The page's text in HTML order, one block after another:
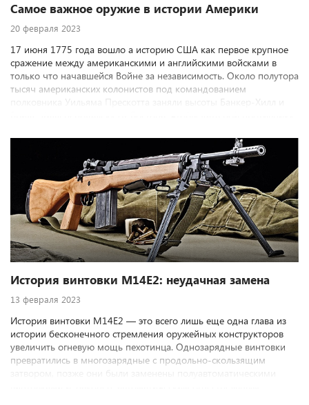
Самое важное оружие в истории Америки
20 февраля 2023
17 июня 1775 года вошло а историю США как первое крупное
сражение между американскими и английскими войсками в
только что начавшейся Войне за независимость. Около полутора
тысяч американских колонистов под командованием
полковника Уильяма Прескотта заняли высоты Банкер-Хилл и
бостонскую гавань. Хотя в итоге победа досталась британцам, их
потери оказались неожиданно высокими. Это стало первым
доказательством того, что отряды неопытных ополченцев
превращаются в армию нового государства, намеренного
отстаивать свою свободу.
История винтовки M14E2: неудачная замена
13 февраля 2023
История винтовки M14E2 — это всего лишь еще одна глава из
истории бесконечного стремления оружейных конструкторов
увеличить огневую мощь пехотинца. Однозарядные винтовки
превратились в многозарядные с продольно-скользящим